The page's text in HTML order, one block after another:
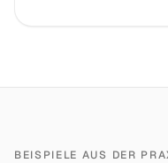
BEISPIELE AUS DER